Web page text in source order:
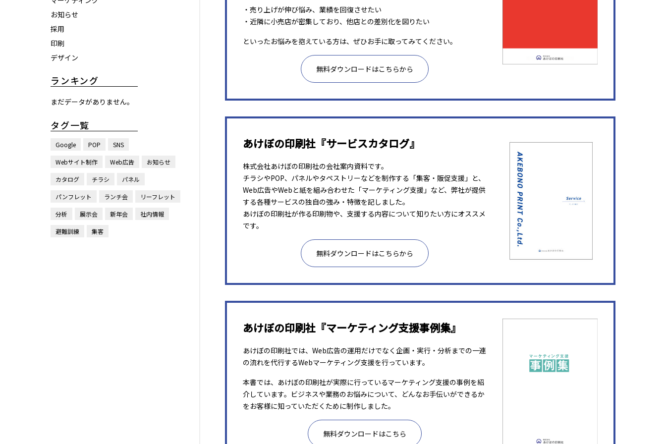
お知らせ
採用
印刷
デザイン
ランキング
まだデータがありません。
タグ一覧
Google POP SNS
Webサイト制作 Web広告 お知らせ
カタログ チラシ パネル
パンフレット ランチ会 リーフレット
分析 展示会 新年会 社内情報
避難訓練 集客
・売り上げが伸び悩み、業績を回復させたい
・近隣に小売店が密集しており、他店との差別化を図りたい
といったお悩みを抱えている方は、ぜひお手に取ってみてください。
無料ダウンロードはこちらから
あけぼの印刷社『サービスカタログ』
株式会社あけぼの印刷社の会社案内資料です。
チラシやPOP、パネルやタペストリーなどを制作する「集客・販促支援」と、
Web広告やWebと紙を組み合わせた「マーケティング支援」など、弊社が提供
する各種サービスの独自の強み・特徴を記しました。
あけぼの印刷社が作る印刷物や、支援する内容について知りたい方にオススメ
です。
無料ダウンロードはこちらから
あけぼの印刷社『マーケティング支援事例集』
あけぼの印刷社では、Web広告の運用だけでなく企画・実行・分析までの一連
の流れを代行するWebマーケティング支援を行っています。
本書では、あけぼの印刷社が実際に行っているマーケティング支援の事例を紹
介しています。ビジネスや業務のお悩みについて、どんなお手伝いができるか
をお客様に知っていただくために制作しました。
無料ダウンロードはこちら